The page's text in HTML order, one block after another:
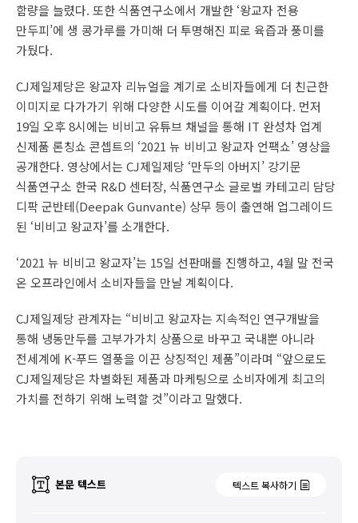
함량을 늘렸다. 또한 식품연구소에서 개발한 ‘왕교자 전용
만두피’에 생 콩가루를 가미해 더 투명해진 피로 육즙과 풍미를
가뒀다.
CJ제일제당은 왕교자 리뉴얼을 계기로 소비자들에게 더 친근한
이미지로 다가가기 위해 다양한 시도를 이어갈 계획이다. 먼저
19일 오후 8시에는 비비고 유튜브 채널을 통해 IT 완성차 업계
신제품 론칭쇼 콘셉트의 ‘2021 뉴 비비고 왕교자 언팩쇼’ 영상을
공개한다. 영상에서는 CJ제일제당 ‘만두의 아버지’ 강기문
식품연구소 한국 R&D 센터장, 식품연구소 글로벌 카테고리 담당
디팍 군반테(Deepak Gunvante) 상무 등이 출연해 업그레이드
된 ‘비비고 왕교자’를 소개한다.
‘2021 뉴 비비고 왕교자’는 15일 선판매를 진행하고, 4월 말 전국
온 오프라인에서 소비자들을 만날 계획이다.
CJ제일제당 관계자는 “비비고 왕교자는 지속적인 연구개발을
통해 냉동만두를 고부가가치 상품으로 바꾸고 국내뿐 아니라
전세계에 K-푸드 열풍을 이끈 상징적인 제품”이라며 “앞으로도
CJ제일제당은 차별화된 제품과 마케팅으로 소비자에게 최고의
가치를 전하기 위해 노력할 것”이라고 말했다.
본문 텍스트 텍스트 복사하기